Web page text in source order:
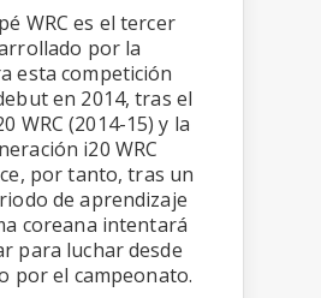
WRC es el tercer
por la
esta competición
en 2014, tras el
WRC (2014-15) y la
i20 WRC
por tanto, tras un
de aprendizaje
coreana intentará
para luchar desde
por el campeonato.